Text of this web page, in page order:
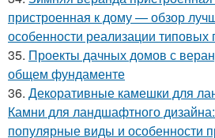
пристроенная к дому — обзор
особенности реализации типовых
35. Проекты дачных домов с
общем фундаменте
36. Декоративные камешки для
Камни для ландшафтного
популярные виды и особенности